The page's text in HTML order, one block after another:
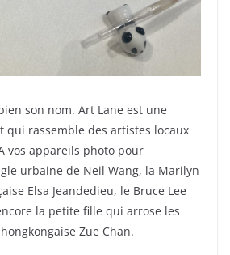
son nom. Art Lane est une
qui rassemble des artistes locaux
vos appareils photo pour
urbaine de Neil Wang, la Marilyn
Elsa Jeandedieu, le Bruce Lee
la petite fille qui arrose les
Zue Chan.